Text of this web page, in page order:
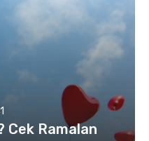
Cek Ramalan